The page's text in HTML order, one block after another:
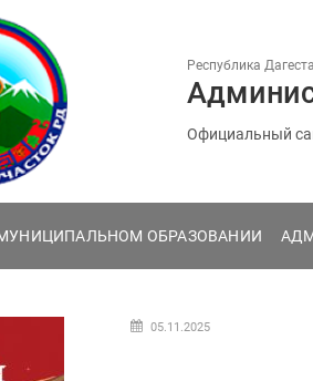
Республика
Официальный
ОБРАЗОВАНИИ
05.11.2025